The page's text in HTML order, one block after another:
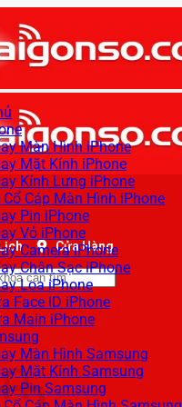
Cửa Hàng
Màn Hình iPhone
Mặt Kính iPhone
Kính Lưng iPhone
Cổ Cáp Màn Hình iPhone
Pin iPhone
Vỏ iPhone
Camera iPhone
Chân Sạc iPhone
Loa iPhone
Face ID iPhone
Main iPhone
Màn Hình Samsung
Mặt Kính Samsung
Pin Samsung